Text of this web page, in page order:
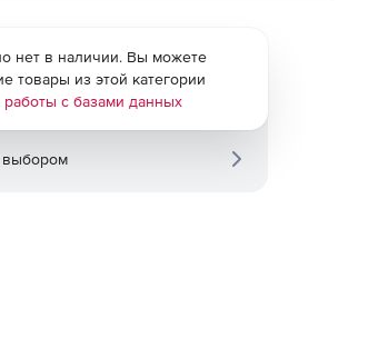
нет в наличии. Вы можете
товары из этой категории
с базами данных